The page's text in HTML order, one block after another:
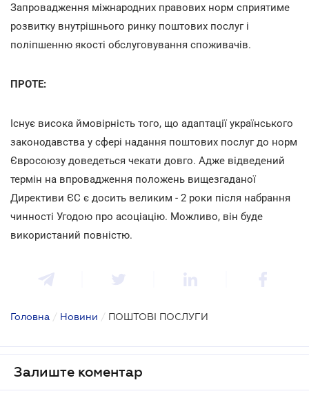
Запровадження міжнародних правових норм сприятиме
розвитку внутрішнього ринку поштових послуг і
поліпшенню якості обслуговування споживачів.
ПРОТЕ:
Існує висока ймовірність того, що адаптації українського
законодавства у сфері надання поштових послуг до норм
Євросоюзу доведеться чекати довго. Адже відведений
термін на впровадження положень вищезгаданої
Директиви ЄС є досить великим - 2 роки після набрання
чинності Угодою про асоціацію. Можливо, він буде
використаний повністю.
Головна / Новини / ПОШТОВІ ПОСЛУГИ
Залиште коментар